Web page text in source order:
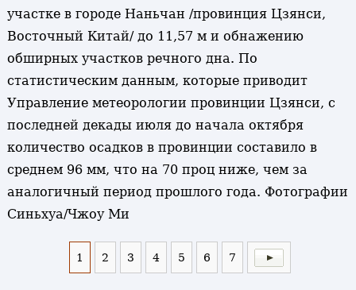
участке в городе Наньчан /провинция Цзянси,
Восточный Китай/ до 11,57 м и обнажению
обширных участков речного дна. По
статистическим данным, которые приводит
Управление метеорологии провинции Цзянси, с
последней декады июля до начала октября
количество осадков в провинции составило в
среднем 96 мм, что на 70 проц ниже, чем за
аналогичный период прошлого года. Фотографии
Синьхуа/Чжоу Ми
1 2 3 4 5 6 7